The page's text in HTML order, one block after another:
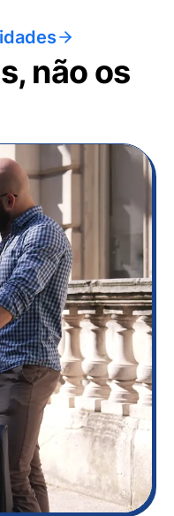
não os